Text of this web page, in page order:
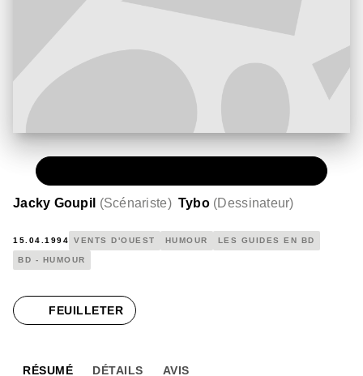
Jacky Goupil (Scénariste) Tybo (Dessinateur)
15.04.1994 VENTS D'OUEST HUMOUR LES GUIDES EN BD
BD - HUMOUR
FEUILLETER
RÉSUMÉ DÉTAILS AVIS